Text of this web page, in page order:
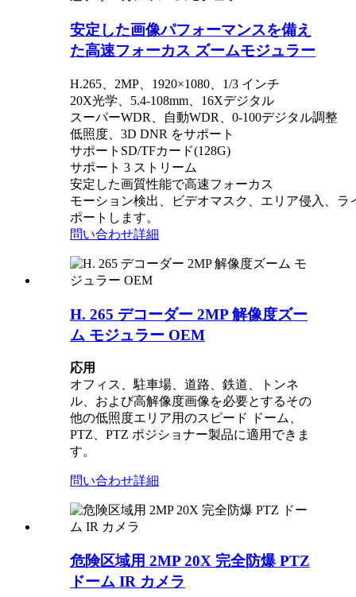
安定した画像パフォーマンスを備え
た高速フォーカス ズームモジュラー
H.265、2MP、1920×1080、1/3 インチ
20X光学、5.4-108mm、16Xデジタル
スーパーWDR、自動WDR、0-100デジタル調整
低照度、3D DNR をサポート
サポートSD/TFカード(128G)
サポート 3 ストリーム
安定した画質性能で高速フォーカス
モーション検出、ビデオマスク、エリア侵入、
ポートします。
問い合わせ詳細
H. 265 デコーダー 2MP 解像度ズー
ム モジュラー OEM
応用
オフィス、駐車場、道路、鉄道、トンネ
ル、および高解像度画像を必要とするその
他の低照度エリア用のスピード ドーム、
PTZ、PTZ ポジショナー製品に適用できま
す。
問い合わせ詳細
危険区域用 2MP 20X 完全防爆 PTZ
ドーム IR カメラ